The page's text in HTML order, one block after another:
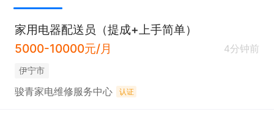
家用电器配送员（提成+上手简单）
5000-10000元/月
4分钟前
伊宁市
骏青家电维修服务中心 认证